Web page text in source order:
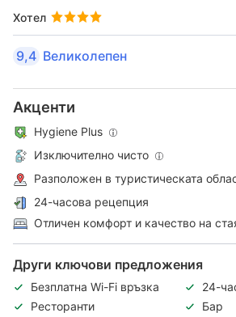
Хотел
9,4 Великолепен
Акценти
Hygiene Plus
Изключително чисто
Разположен в туристическата
24-часова рецепция
Отличен комфорт и качество на
Други ключови предложения
Безплатна Wi-Fi връзка
24-
Ресторанти
Бар